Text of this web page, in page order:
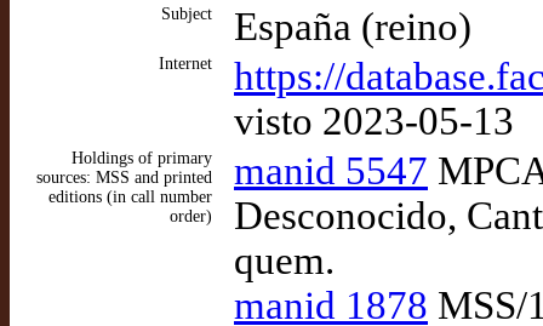
Subject España (reino)
Internet
https://
visto 2023-05-13
Holdings of primary
sources: MSS and printed
editions (in call number
order)
manid 5547
Desconocido,
quem.
manid 1878 MSS/